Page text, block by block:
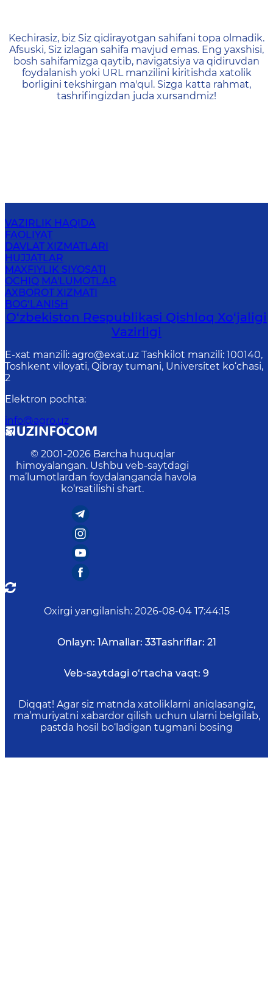
404 — Страница не
Kechirasiz, biz Siz qidirayotgan sahifani topa olmadik.
Afsuski, Siz izlagan sahifa mavjud emas. Eng yaxshisi,
bosh sahifamizga qaytib, navigatsiya va qidiruvdan
foydalanish yoki URL manzilini kiritishda xatolik
borligini tekshirgan ma'qul. Sizga katta rahmat,
tashrifingizdan juda xursandmiz!
VAZIRLIK HAQIDA
FAOLIYAT
DAVLAT XIZMATLARI
HUJJATLAR
MAXFIYLIK SIYOSATI
OCHIQ MA'LUMOTLAR
AXBOROT XIZMATI
BOG‘LANISH
O‘zbekiston Respublikasi Qishloq Хo‘jаligi
Vаzirligi
E-xat manzili: agro@exat.uz Tashkilot manzili: 100140,
Toshkent viloyati, Qibray tumani, Universitet ko‘chasi,
2
Elektron pochta:
info@agro.uz
© 2001-2026 Barcha huquqlar
himoyalangan. Ushbu veb-saytdagi
ma’lumotlardan foydalanganda havola
ko‘rsatilishi shart.
Oxirgi yangilanish: 2026-08-04 17:44:15
Onlayn: 1Amallar: 33Tashriflar: 21
Veb-saytdagi o‘rtacha vaqt: 9
Diqqat! Agar siz matnda xatoliklarni aniqlasangiz,
ma’muriyatni xabardor qilish uchun ularni belgilab,
pastda hosil bo‘ladigan tugmani bosing